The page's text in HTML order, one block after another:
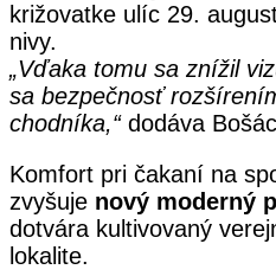
križovatke ulíc 29.
nivy.
„Vďaka tomu sa znížil
sa bezpečnosť
chodníka,“dodáva
Komfort pri čakaní na
zvyšuje nový moderný
dotvára kultivovaný
lokalite.